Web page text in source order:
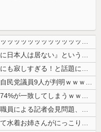
【画像】北朝鮮のビアガール、エッッッッッッッッッッッッッッッッッ！
【赤っ恥】「航空機事故で『搭乗者に日本人は居ない』という発表は嫌い。人...
昭和を代表する女優の晩年があまりにも寂しすぎる！と話題に、自身の子供を...
【悲報】消費税減税に反対している自民党議員9人が判明ｗｗｗｗｗｗ
【悲報】ヤニねこで抜けるキャラ、74%が一致してしまうｗｗｗｗｗ
【速報】バスローブ姿の秋田県幹部職員による記者会見問題、ラブホテルから...
会社のカメラ部で「商品を手に持って水着お姉さんがにっこり」を撮影、だが...